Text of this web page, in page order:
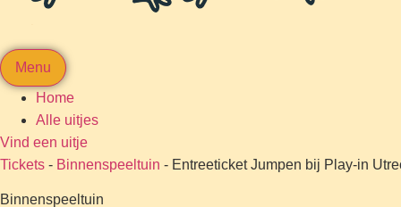
Menu
Home
Alle uitjes
Vind een uitje
Tickets - Binnenspeeltuin - Entreeticket Jumpen bij Play-in
Binnenspeeltuin